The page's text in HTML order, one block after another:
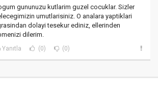
gununuzu kutlarim guzel cocuklar. Sizler
umutlarisiniz. O analara yaptiklari
dolayi tesekur ediniz, ellerinden
dilerim.
Yanıtla (0) (0)